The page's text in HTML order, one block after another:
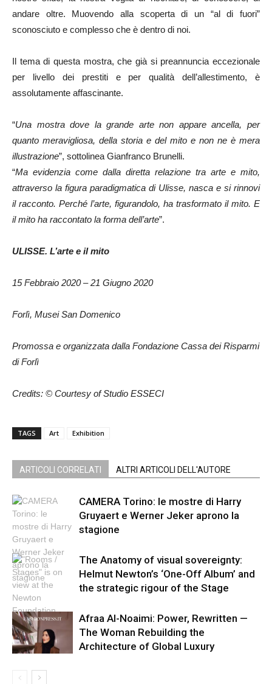
andare oltre. Muovendo alla scoperta di un “al di fuori”
sconosciuto e complesso che è dentro di noi.
Il tema di questa mostra, che già si preannuncia eccezionale
per livello dei prestiti e per qualità dell’allestimento, è
assolutamente affascinante.
“Una mostra dove la grande arte non appare ancella, per
quanto meravigliosa, della storia e del mito e non ne è mera
illustrazione”, sottolinea Gianfranco Brunelli.
“Ma evidenzia come dalla diretta relazione tra arte e mito,
attraverso la figura paradigmatica di Ulisse, nasca e si rinnovi
il racconto. Perché l’arte, figurandolo, ha trasformato il mito. E
il mito ha raccontato la forma dell’arte”.
ULISSE. L’arte e il mito
15 Febbraio 2020 – 21 Giugno 2020
Forlì, Musei San Domenico
Promossa e organizzata dalla Fondazione Cassa dei Risparmi
di Forlì
Credits: © Courtesy of Studio ESSECI
TAGS Art Exhibition
ARTICOLI CORRELATI ALTRI ARTICOLI DELL'AUTORE
CAMERA Torino: le mostre di Harry
Gruyaert e Werner Jeker aprono la
stagione
The Anatomy of visual sovereignty:
Helmut Newton’s ‘One-Off Album’ and
the strategic rigour of the Stage
Afraa Al-Noaimi: Power, Rewritten —
The Woman Rebuilding the
Architecture of Global Luxury